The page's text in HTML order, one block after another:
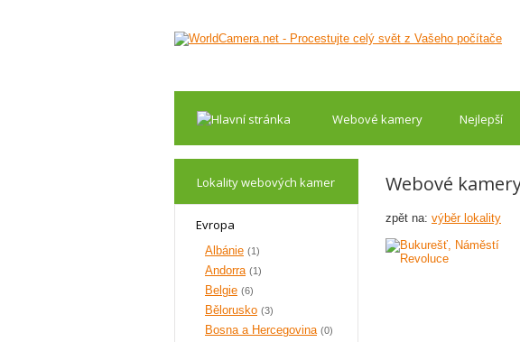
Webové kamery Nejlepší
Lokality webových kamer
Evropa
Albánie (1)
Andorra (1)
Belgie (6)
Bělorusko (3)
Bosna a Hercegovina (0)
Webové
zpět na: výběr lokality